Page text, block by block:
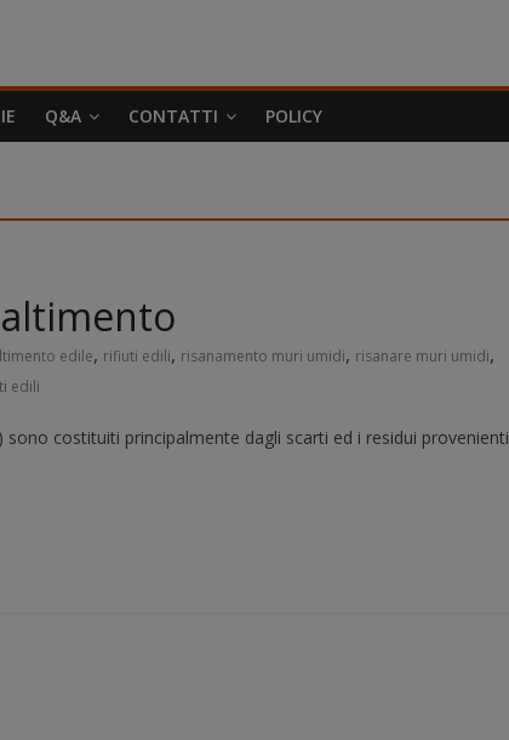
Q&A CONTATTI POLICY
edile, rifiuti edili, risanamento muri umidi, risanare muri umidi,
edili
costituiti principalmente dagli scarti ed i residui provenienti